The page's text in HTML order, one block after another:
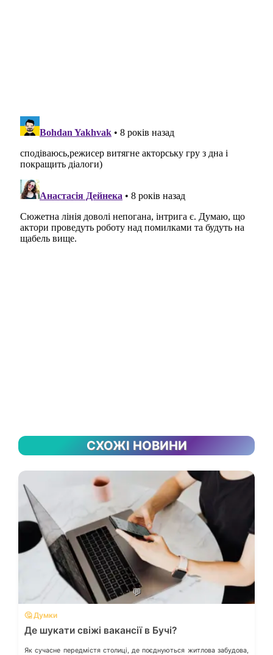
СХОЖІ НОВИНИ
💬
🤔 Думки
Де шукати свіжі вакансії в Бучі?
Як сучасне передмістя столиці, де поєднуються житлова забудова,